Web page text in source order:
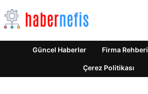
Güncel Haberler Firma Rehberi
Çerez Politikası